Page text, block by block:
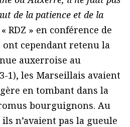
de la patience et de la
« RDZ » en conférence de
ont cependant retenu la
auxerroise au
1), les Marseillais avaient
en tombant dans la
bourguignons. Au
n’avaient pas la gueule